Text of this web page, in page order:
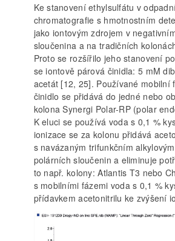
Ke stanovení ethylsulfátu v
chromatografie s hmotnostním
jako iontovým zdrojem v
sloučenina a na tradičních
Proto se rozšířilo jeho stanovení
se iontově párová činidla: 5 mM
acetát [12, 25]. Používané mobilní
činidlo se přidává do jedné nebo
kolona Synergi Polar-RP (polar
K eluci se používá voda s 0,1 %
ionizace se za kolonu přidává
s navázaným trifunkčním
polárních sloučenin a eliminuje
to např. kolony: Atlantis T3 nebo
s mobilními fázemi voda s 0,1 %
přídavkem acetonitrilu ke zvýšení